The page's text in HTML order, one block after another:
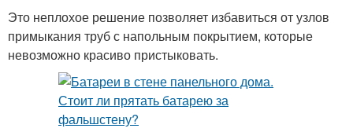
Это неплохое решение позволяет избавиться от узлов
примыкания труб с напольным покрытием, которые
невозможно красиво пристыковать.